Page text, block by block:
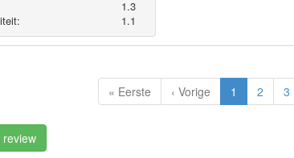
1.3
1.1
« Eerste ‹ Vorige 1 2 3
review